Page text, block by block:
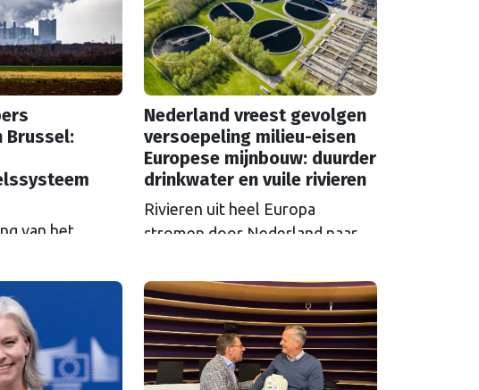
Brussel:
van het
ETS in
klachten over
Zal ETS
Als het aan
ligt, is dat een
Nederland vreest gevolgen
versoepeling milieu-eisen
Europese mijnbouw: duurder
drinkwater en vuile rivieren
Rivieren uit heel Europa
stromen door Nederland naar
Als Brussel de milieu-eisen voor
mijnbouwbedrijven versoepelt,
zijn het de Nederlandse
drinkwaterbedrijven die dat
moeten oplossen.